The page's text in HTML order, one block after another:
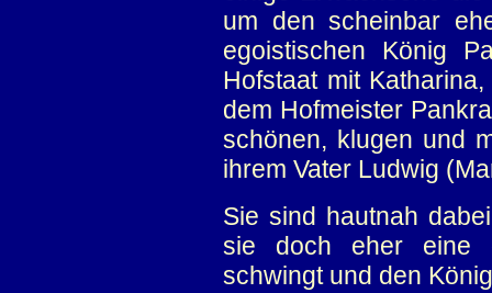
um den scheinbar
egoistischen König
Hofstaat mit
dem Hofmeister
schönen, klugen und
ihrem Vater Ludwig
Sie sind hautnah
sie doch eher eine
schwingt und den